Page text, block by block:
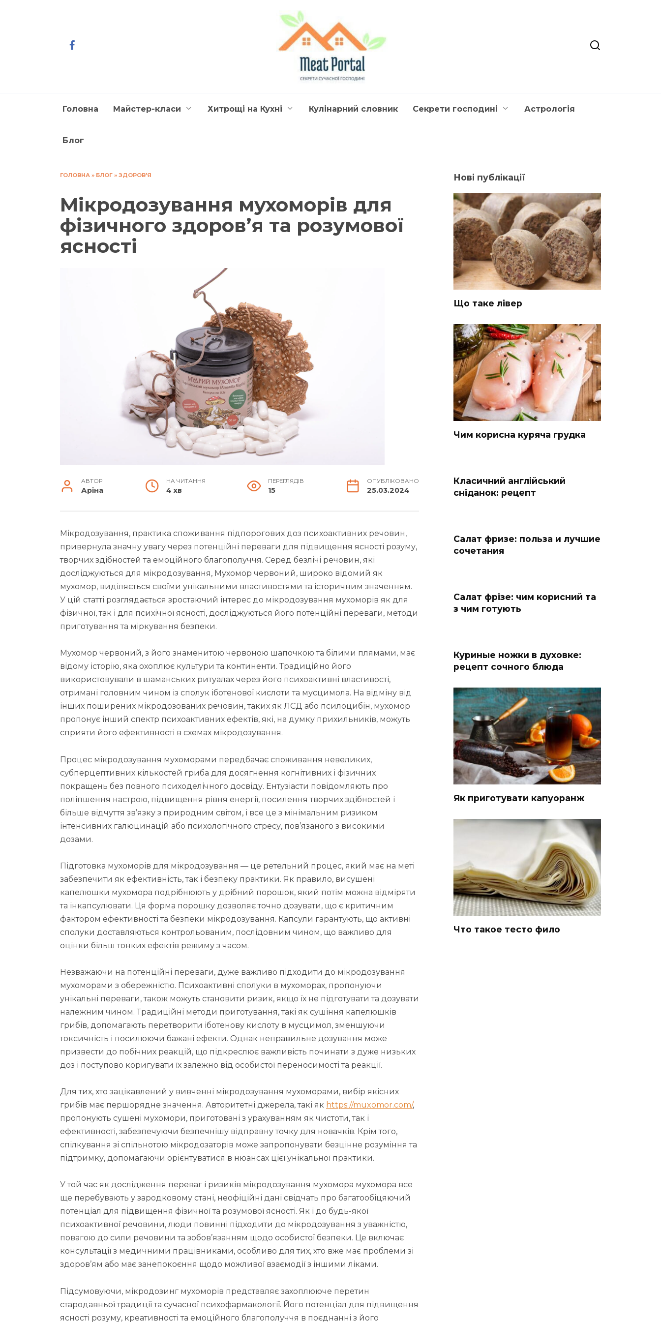
Головна Майстер-класи Хитрощі на Кухні Кулінарний словник Секрети господині Астрологія
Блог
ГОЛОВНА » БЛОГ » ЗДОРОВ'Я
Мікродозування мухоморів для
фізичного здоров’я та розумової
ясності
АВТОР
Аріна
НА ЧИТАННЯ
4 хв
ПЕРЕГЛЯДІВ
15
ОПУБЛІКОВАНО
25.03.2024
Мікродозування, практика споживання підпорогових доз психоактивних речовин,
привернула значну увагу через потенційні переваги для підвищення ясності розуму,
творчих здібностей та емоційного благополуччя. Серед безлічі речовин, які
досліджуються для мікродозування, Мухомор червоний, широко відомий як
мухомор, виділяється своїми унікальними властивостями та історичним значенням.
У цій статті розглядається зростаючий інтерес до мікродозування мухоморів як для
фізичної, так і для психічної ясності, досліджуються його потенційні переваги, методи
приготування та міркування безпеки.
Мухомор червоний, з його знаменитою червоною шапочкою та білими плямами, має
відому історію, яка охоплює культури та континенти. Традиційно його
використовували в шаманських ритуалах через його психоактивні властивості,
отримані головним чином із сполук іботенової кислоти та мусцимола. На відміну від
інших поширених мікродозованих речовин, таких як ЛСД або псилоцибін, мухомор
пропонує інший спектр психоактивних ефектів, які, на думку прихильників, можуть
сприяти його ефективності в схемах мікродозування.
Процес мікродозування мухоморами передбачає споживання невеликих,
субперцептивних кількостей гриба для досягнення когнітивних і фізичних
покращень без повного психоделічного досвіду. Ентузіасти повідомляють про
поліпшення настрою, підвищення рівня енергії, посилення творчих здібностей і
більше відчуття зв’язку з природним світом, і все це з мінімальним ризиком
інтенсивних галюцинацій або психологічного стресу, пов’язаного з високими
дозами.
Підготовка мухоморів для мікродозування — це ретельний процес, який має на меті
забезпечити як ефективність, так і безпеку практики. Як правило, висушені
капелюшки мухомора подрібнюють у дрібний порошок, який потім можна відміряти
та інкапсулювати. Ця форма порошку дозволяє точно дозувати, що є критичним
фактором ефективності та безпеки мікродозування. Капсули гарантують, що активні
сполуки доставляються контрольованим, послідовним чином, що важливо для
оцінки більш тонких ефектів режиму з часом.
Незважаючи на потенційні переваги, дуже важливо підходити до мікродозування
мухоморами з обережністю. Психоактивні сполуки в мухоморах, пропонуючи
унікальні переваги, також можуть становити ризик, якщо їх не підготувати та дозувати
належним чином. Традиційні методи приготування, такі як сушіння капелюшків
грибів, допомагають перетворити іботенову кислоту в мусцимол, зменшуючи
токсичність і посилюючи бажані ефекти. Однак неправильне дозування може
призвести до побічних реакцій, що підкреслює важливість починати з дуже низьких
доз і поступово коригувати їх залежно від особистої переносимості та реакції.
Для тих, хто зацікавлений у вивченні мікродозування мухоморами, вибір якісних
грибів має першорядне значення. Авторитетні джерела, такі як https://muxomor.com/,
пропонують сушені мухомори, приготовані з урахуванням як чистоти, так і
ефективності, забезпечуючи безпечнішу відправну точку для новачків. Крім того,
спілкування зі спільнотою мікродозаторів може запропонувати безцінне розуміння та
підтримку, допомагаючи орієнтуватися в нюансах цієї унікальної практики.
У той час як дослідження переваг і ризиків мікродозування мухомора мухомора все
ще перебувають у зародковому стані, неофіційні дані свідчать про багатообіцяючий
потенціал для підвищення фізичної та розумової ясності. Як і до будь-якої
психоактивної речовини, люди повинні підходити до мікродозування з уважністю,
повагою до сили речовини та зобов’язанням щодо особистої безпеки. Це включає
консультації з медичними працівниками, особливо для тих, хто вже має проблеми зі
здоров’ям або має занепокоєння щодо можливої взаємодії з іншими ліками.
Підсумовуючи, мікродозинг мухоморів представляє захоплююче перетин
стародавньої традиції та сучасної психофармакології. Його потенціал для підвищення
ясності розуму, креативності та емоційного благополуччя в поєднанні з його
Нові публікації
Що таке лівер
Чим корисна куряча грудка
Класичний англійський
сніданок: рецепт
Салат фризе: польза и лучшие
сочетания
Салат фрізе: чим корисний та
з чим готують
Куриные ножки в духовке:
рецепт сочного блюда
Як приготувати капуоранж
Что такое тесто фило